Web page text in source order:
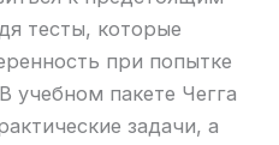
тесты, которые
при попытке
учебном пакете Чегга
задачи, а